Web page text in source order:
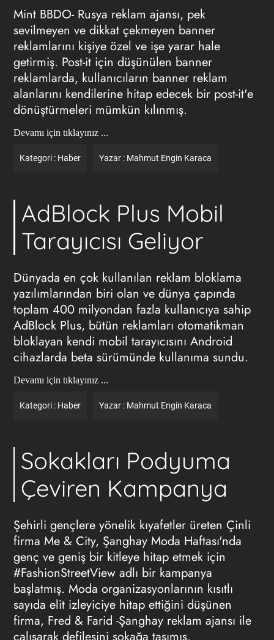
Mint BBDO- Rusya reklam ajansı, pek
sevilmeyen ve dikkat çekmeyen banner
reklamlarını kişiye özel ve işe yarar hale
getirmiş. Post-it için düşünülen banner
reklamlarda, kullanıcıların banner reklam
alanlarını kendilerine hitap edecek bir post-it'e
dönüştürmeleri mümkün kılınmış.
Devamı için tıklayınız ...
Kategori : Haber Yazar : Mahmut Engin Karaca
AdBlock Plus Mobil
Tarayıcısı Geliyor
Dünyada en çok kullanılan reklam bloklama
yazılımlarından biri olan ve dünya çapında
toplam 400 milyondan fazla kullanıcıya sahip
AdBlock Plus, bütün reklamları otomatikman
bloklayan kendi mobil tarayıcısını Android
cihazlarda beta sürümünde kullanıma sundu.
Devamı için tıklayınız ...
Kategori : Haber Yazar : Mahmut Engin Karaca
Sokakları Podyuma
Çeviren Kampanya
Şehirli gençlere yönelik kıyafetler üreten Çinli
firma Me & City, Şanghay Moda Haftası'nda
genç ve geniş bir kitleye hitap etmek için
#FashionStreetView adlı bir kampanya
başlatmış. Moda organizasyonlarının kısıtlı
sayıda elit izleyiciye hitap ettiğini düşünen
firma, Fred & Farid -Şanghay reklam ajansı ile